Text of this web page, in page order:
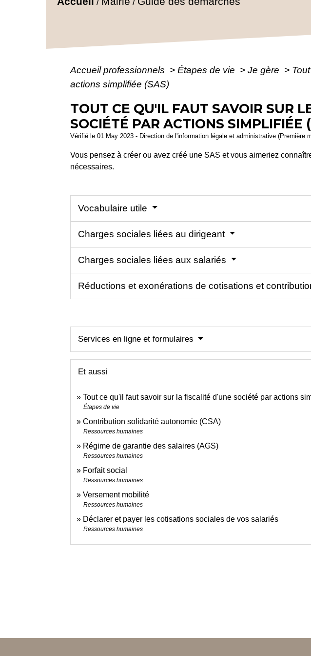
Accueil professionnels > Étapes de vie > Je gère >
actions simplifiée (SAS)
TOUT CE QU'IL FAUT SAVOIR SUR
SOCIÉTÉ PAR ACTIONS SIMPLIFIÉE
Vérifié le 01 May 2023 - Direction de l'information légale et administrative (Première
Vous pensez à créer ou avez créé une SAS et vous aimeriez
nécessaires.
Vocabulaire utile
Charges sociales liées au dirigeant
Charges sociales liées aux salariés
Réductions et exonérations de cotisations et
Services en ligne et formulaires
Et aussi
Tout ce qu'il faut savoir sur la fiscalité d'une société par actions
Étapes de vie
Contribution solidarité autonomie (CSA)
Ressources humaines
Régime de garantie des salaires (AGS)
Ressources humaines
Forfait social
Ressources humaines
Versement mobilité
Ressources humaines
Déclarer et payer les cotisations sociales de vos salariés
Ressources humaines